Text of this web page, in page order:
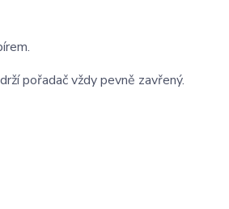
pořadač vždy pevně zavřený.